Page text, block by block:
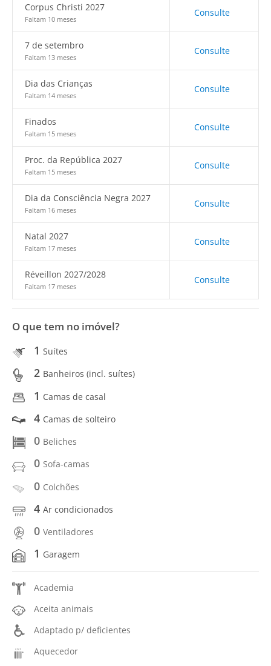
Corpus Christi 2027
Faltam 10 meses
Consulte
7 de setembro
Faltam 13 meses
Consulte
Dia das Crianças
Faltam 14 meses
Consulte
Finados
Faltam 15 meses
Consulte
Proc. da República 2027
Faltam 15 meses
Consulte
Dia da Consciência Negra 2027
Faltam 16 meses
Consulte
Natal 2027
Faltam 17 meses
Consulte
Réveillon 2027/2028
Faltam 17 meses
Consulte
O que tem no imóvel?
1 Suítes
2 Banheiros (incl. suítes)
1 Camas de casal
4 Camas de solteiro
0 Beliches
0 Sofa-camas
0 Colchões
4 Ar condicionados
0 Ventiladores
1 Garagem
Academia
Aceita animais
Adaptado p/ deficientes
Aquecedor